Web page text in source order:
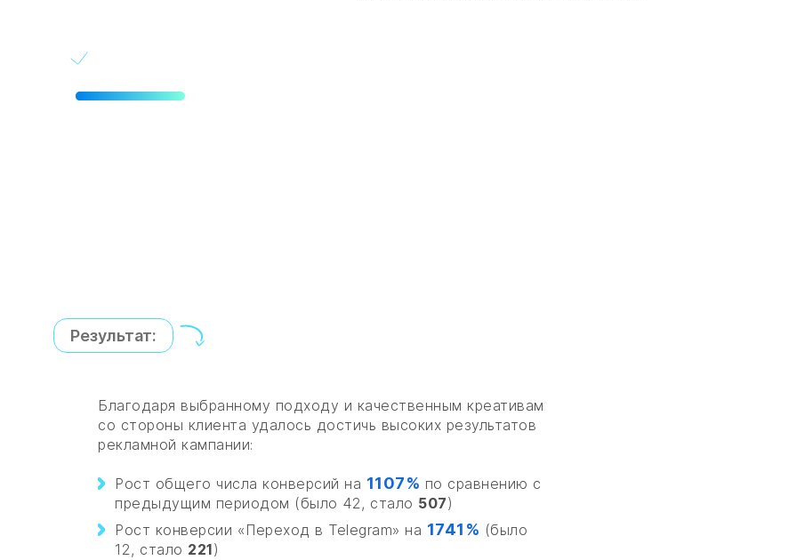
Результат:
Благодаря выбранному подходу и качественным креативам
со стороны клиента удалось достичь высоких результатов
рекламной кампании:
Рост общего числа конверсий на 1107% по сравнению с
предыдущим периодом (было 42, стало 507)
Рост конверсии «Переход в Telegram» на 1741% (было
12, стало 221)